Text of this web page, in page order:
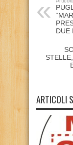
DUE
ARTICOLI